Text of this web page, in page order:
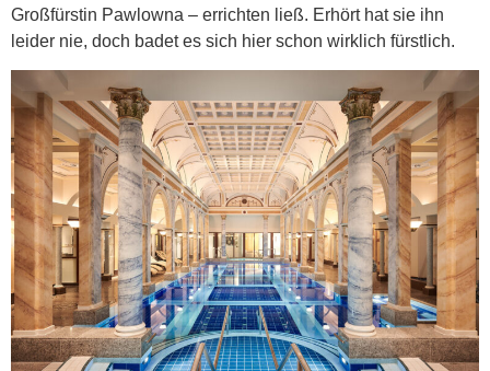
Großfürstin Pawlowna – errichten ließ. Erhört hat sie ihn
leider nie, doch badet es sich hier schon wirklich fürstlich.